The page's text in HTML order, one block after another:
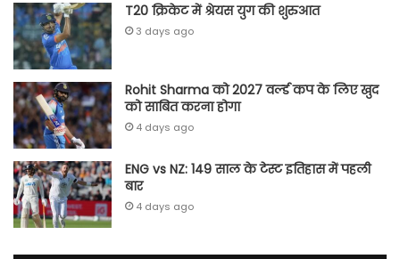
T20 क्रिकेट में श्रेयस युग की शुरुआत
3 days ago
Rohit Sharma को 2027 वर्ल्‍ड कप के लिए खुद
को साबित करना होगा
4 days ago
ENG vs NZ: 149 साल के टेस्‍ट इतिहास में पहली
बार
4 days ago